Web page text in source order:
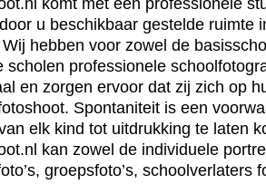
komt met een professionele
u beschikbaar gestelde ruimte
hebben voor zowel de
scholen professionele
en zorgen ervoor dat zij zich op
Spontaniteit is een
elk kind tot uitdrukking te laten
kan zowel de individuele
groepsfoto’s, schoolverlaters